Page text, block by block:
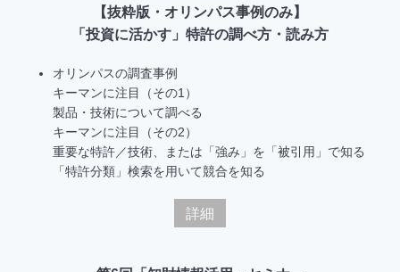
【抜粋版・オリンパス事例のみ】
「投資に活かす」特許の調べ方・読み方
オリンパスの調査事例
キーマンに注目（その1）
製品・技術について調べる
キーマンに注目（その2）
重要な特許／技術、または「強み」を「被引用」で知る
「特許分類」検索を用いて競合を知る
詳細